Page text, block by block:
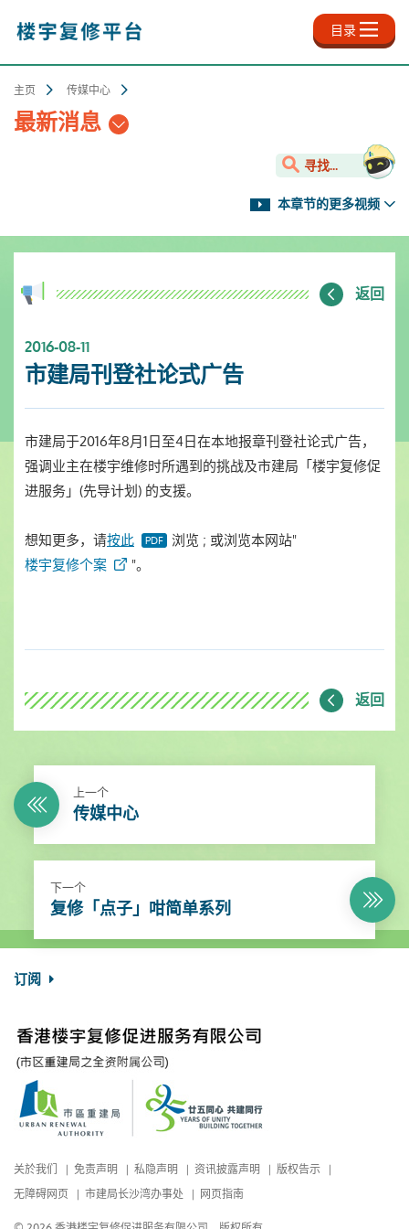
内
目录
主页 传媒中心
最新消息
寻找...
本章节的更多视频
返回
2016-08-11
市建局刊登社论式广告
市建局于2016年8月1日至4日在本地报章刊登社论式广告，
强调业主在楼宇维修时所遇到的挑战及市建局「楼宇复修促
进服务」(先导计划) 的支援。
想知更多，请按此
浏览 ; 或浏览本网站"
楼宇复修个案
"。
返回
上一个
传媒中心
下一个
复修「点子」咁简单系列
订阅
关於我们 免责声明 私隐声明 资讯披露声明
版权告示
无障碍网页
市建局长沙湾办事处 网页指南